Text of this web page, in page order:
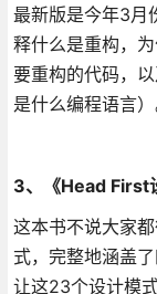
最新版是今年3月
释什么是重构，
要重构的代码，
是什么编程语言）
3、《Head First
这本书不说大家
式，完整地涵盖
让这23个设计模